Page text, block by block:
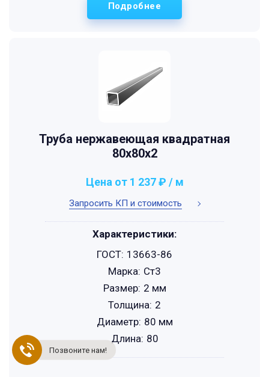
Подробнее
Труба нержавеющая квадратная
80х80х2
Запросить КП и стоимость
Цена от 1 237 ₽ / м
Характеристики:
ГОСТ: 13663-86
Марка: Ст3
Размер: 2 мм
Толщина: 2
Диаметр: 80 мм
Длина: 80
Позвоните нам!